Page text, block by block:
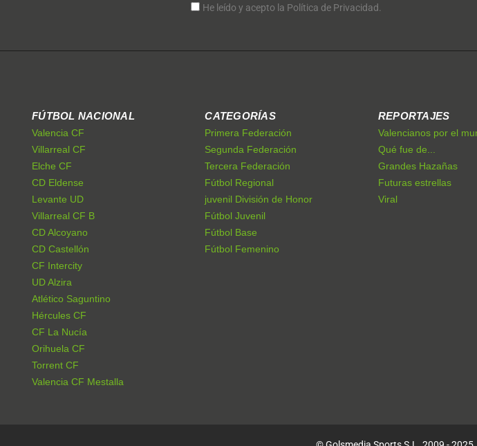
He leído y acepto la Política de Privacidad.
FÚTBOL NACIONAL
Valencia CF
Villarreal CF
Elche CF
CD Eldense
Levante UD
Villarreal CF B
CD Alcoyano
CD Castellón
CF Intercity
UD Alzira
Atlético Saguntino
Hércules CF
CF La Nucía
Orihuela CF
Torrent CF
Valencia CF Mestalla
CATEGORÍAS
Primera Federación
Segunda Federación
Tercera Federación
Fútbol Regional
juvenil División de Honor
Fútbol Juvenil
Fútbol Base
Fútbol Femenino
REPORTAJES
Valencianos por el
Qué fue de...
Grandes Hazañas
Futuras estrellas
Viral